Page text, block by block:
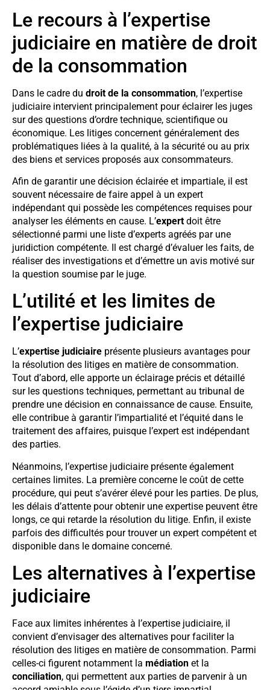
Le recours à l’expertise
judiciaire en matière de droit
de la consommation
Dans le cadre du droit de la consommation, l’expertise
judiciaire intervient principalement pour éclairer les juges
sur des questions d’ordre technique, scientifique ou
économique. Les litiges concernent généralement des
problématiques liées à la qualité, à la sécurité ou au prix
des biens et services proposés aux consommateurs.
Afin de garantir une décision éclairée et impartiale, il est
souvent nécessaire de faire appel à un expert
indépendant qui possède les compétences requises pour
analyser les éléments en cause. L’expert doit être
sélectionné parmi une liste d’experts agréés par une
juridiction compétente. Il est chargé d’évaluer les faits, de
réaliser des investigations et d’émettre un avis motivé sur
la question soumise par le juge.
L’utilité et les limites de
l’expertise judiciaire
L’expertise judiciaire présente plusieurs avantages pour
la résolution des litiges en matière de consommation.
Tout d’abord, elle apporte un éclairage précis et détaillé
sur les questions techniques, permettant au tribunal de
prendre une décision en connaissance de cause. Ensuite,
elle contribue à garantir l’impartialité et l’équité dans le
traitement des affaires, puisque l’expert est indépendant
des parties.
Néanmoins, l’expertise judiciaire présente également
certaines limites. La première concerne le coût de cette
procédure, qui peut s’avérer élevé pour les parties. De plus,
les délais d’attente pour obtenir une expertise peuvent être
longs, ce qui retarde la résolution du litige. Enfin, il existe
parfois des difficultés pour trouver un expert compétent et
disponible dans le domaine concerné.
Les alternatives à l’expertise
judiciaire
Face aux limites inhérentes à l’expertise judiciaire, il
convient d’envisager des alternatives pour faciliter la
résolution des litiges en matière de consommation. Parmi
celles-ci figurent notamment la médiation et la
conciliation, qui permettent aux parties de parvenir à un